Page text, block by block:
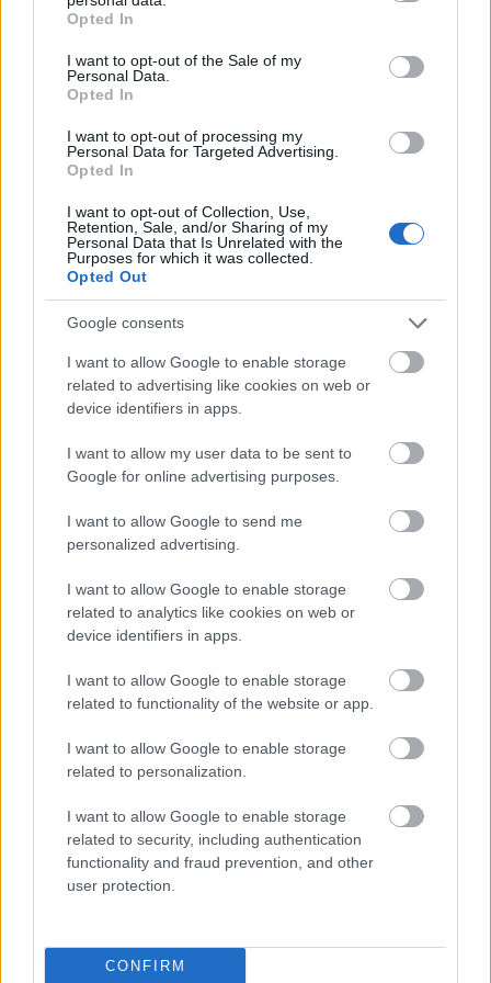
grant or deny consent to Google and its third-party tags to
use your data for below specified purposes in below Google
consent section.
Opted In
I want to opt-out of the Sale of my
Personal Data.
Opted In
I want to opt-out of processing my
Personal Data for Targeted Advertising.
Opted In
I want to opt-out of Collection, Use,
Retention, Sale, and/or Sharing of my
Personal Data that Is Unrelated with the
Purposes for which it was collected.
Opted Out
Google consents
I want to allow Google to enable storage
related to advertising like cookies on web or
device identifiers in apps.
I want to allow my user data to be sent to
Google for online advertising purposes.
I want to allow Google to send me
personalized advertising.
I want to allow Google to enable storage
related to analytics like cookies on web or
device identifiers in apps.
I want to allow Google to enable storage
related to functionality of the website or app.
I want to allow Google to enable storage
related to personalization.
I want to allow Google to enable storage
related to security, including authentication
functionality and fraud prevention, and other
user protection.
CONFIRM
Συνολικά, κατά τους τέσσερις πρώτους μήνες του
έτους, η επιβατική κίνηση του αεροδρομίου ανήλθε
σε 6,6 εκατ., αυξημένη κατά 47,5% σε σύγκριση με
το 2022 ( είχαν διακινηθεί 4.484.066 επιβάτες) αλλά
τόσο η εγχώρια, όσο και η διεθνής επιβατική